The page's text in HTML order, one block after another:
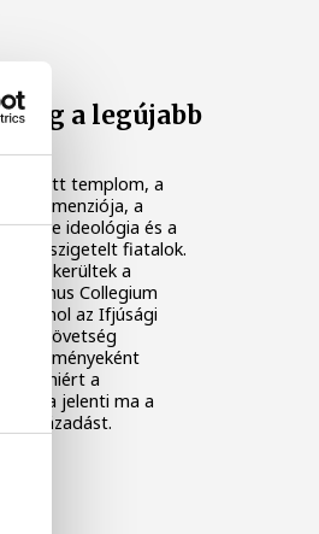
a legújabb
templom, a
dimenziója, a
woke ideológia és a
elszigetelt fiatalok.
kerültek a
Corvinus Collegium
ahol az Ifjúsági
Szövetség
miért a
jelenti ma a
lázadást.